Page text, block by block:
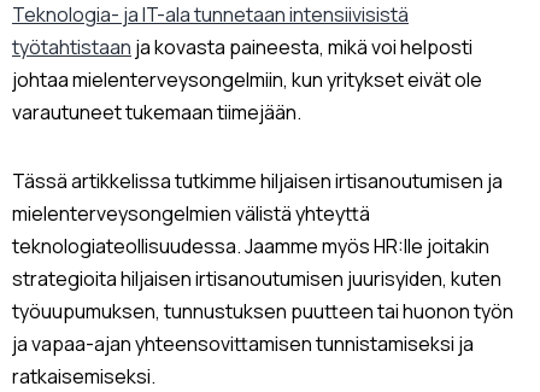
Teknologia- ja IT-ala tunnetaan intensiivisistä
työtahtistaan ja kovasta paineesta, mikä voi helposti
johtaa mielenterveysongelmiin, kun yritykset eivät ole
varautuneet tukemaan tiimejään.
Tässä artikkelissa tutkimme hiljaisen irtisanoutumisen ja
mielenterveysongelmien välistä yhteyttä
teknologiateollisuudessa. Jaamme myös HR:lle joitakin
strategioita hiljaisen irtisanoutumisen juurisyiden, kuten
työuupumuksen, tunnustuksen puutteen tai huonon työn
ja vapaa-ajan yhteensovittamisen tunnistamiseksi ja
ratkaisemiseksi.